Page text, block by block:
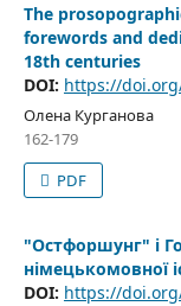
The
forewords and
18th centuries
DOI: https://
Олена Курганова
162-179
PDF
"Остфоршунг" і
німецькомовної
DOI: https://